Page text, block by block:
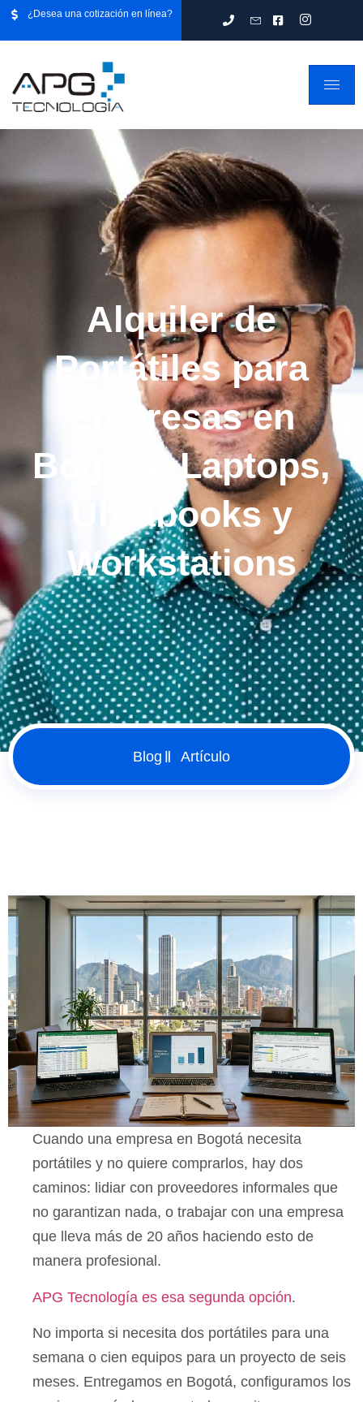
¿Desea una cotización en línea?
Alquiler de
Portátiles para
Empresas en
Bogotá: Laptops,
Ultrabooks y
Workstations
Blog Artículo
Cuando una empresa en Bogotá necesita
portátiles y no quiere comprarlos, hay dos
caminos: lidiar con proveedores informales que
no garantizan nada, o trabajar con una empresa
que lleva más de 20 años haciendo esto de
manera profesional.
APG Tecnología es esa segunda opción.
No importa si necesita dos portátiles para una
semana o cien equipos para un proyecto de seis
meses. Entregamos en Bogotá, configuramos los